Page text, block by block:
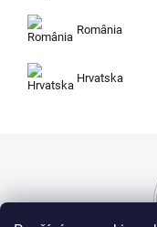
România
Hrvatska